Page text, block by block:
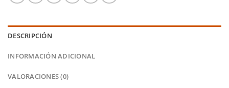
DESCRIPCIÓN
INFORMACIÓN ADICIONAL
VALORACIONES (0)